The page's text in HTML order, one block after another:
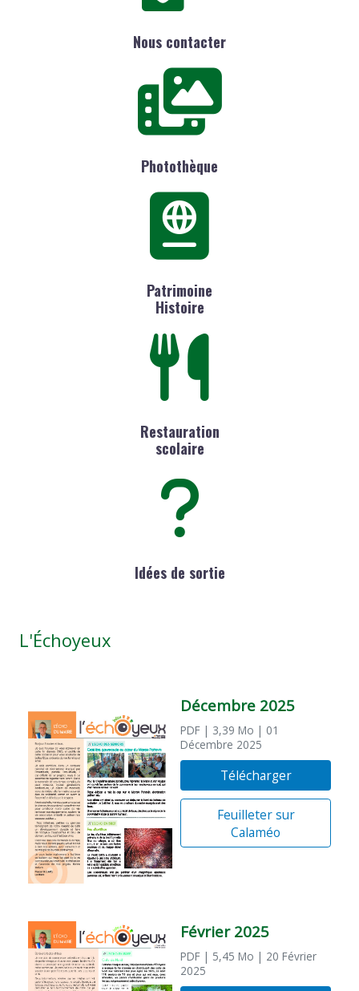
Nous contacter
Photothèque
Patrimoine
Histoire
Restauration
scolaire
Idées de sortie
L'Échoyeux
Décembre 2025
PDF | 3,39 Mo | 01
Décembre 2025
Télécharger
Feuilleter sur
Calaméo
Février 2025
PDF | 5,45 Mo | 20 Février
2025